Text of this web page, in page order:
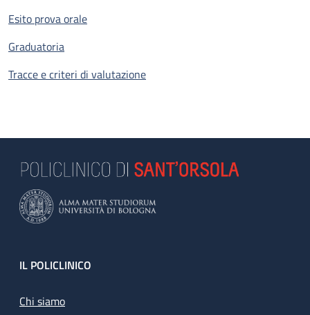
Esito prova orale
Graduatoria
Tracce e criteri di valutazione
Footer
IL POLICLINICO
Chi siamo